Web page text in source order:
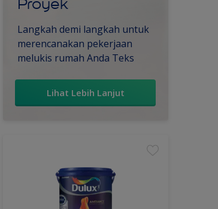
Langkah demi langkah untuk
merencanakan pekerjaan
melukis rumah Anda Teks
Lihat Lebih Lanjut